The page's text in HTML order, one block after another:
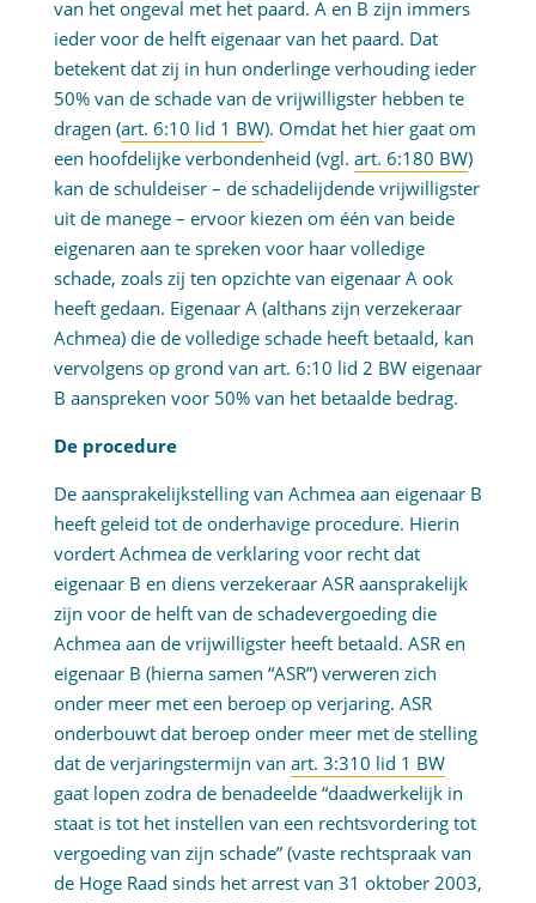
van het ongeval met het paard. A en B zijn immers
ieder voor de helft eigenaar van het paard. Dat
betekent dat zij in hun onderlinge verhouding ieder
50% van de schade van de vrijwilligster hebben te
dragen (art. 6:10 lid 1 BW). Omdat het hier gaat om
een hoofdelijke verbondenheid (vgl. art. 6:180 BW)
kan de schuldeiser – de schadelijdende vrijwilligster
uit de manege – ervoor kiezen om één van beide
eigenaren aan te spreken voor haar volledige
schade, zoals zij ten opzichte van eigenaar A ook
heeft gedaan. Eigenaar A (althans zijn verzekeraar
Achmea) die de volledige schade heeft betaald, kan
vervolgens op grond van art. 6:10 lid 2 BW eigenaar
B aanspreken voor 50% van het betaalde bedrag.
De procedure
De aansprakelijkstelling van Achmea aan eigenaar B
heeft geleid tot de onderhavige procedure. Hierin
vordert Achmea de verklaring voor recht dat
eigenaar B en diens verzekeraar ASR aansprakelijk
zijn voor de helft van de schadevergoeding die
Achmea aan de vrijwilligster heeft betaald. ASR en
eigenaar B (hierna samen “ASR”) verweren zich
onder meer met een beroep op verjaring. ASR
onderbouwt dat beroep onder meer met de stelling
dat de verjaringstermijn van art. 3:310 lid 1 BW
gaat lopen zodra de benadeelde “daadwerkelijk in
staat is tot het instellen van een rechtsvordering tot
vergoeding van zijn schade” (vaste rechtspraak van
de Hoge Raad sinds het arrest van 31 oktober 2003,